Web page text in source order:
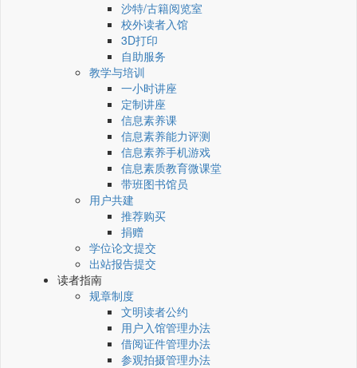
沙特/古籍阅览室
校外读者入馆
3D打印
自助服务
教学与培训
一小时讲座
定制讲座
信息素养课
信息素养能力评测
信息素养手机游戏
信息素质教育微课堂
带班图书馆员
用户共建
推荐购买
捐赠
学位论文提交
出站报告提交
读者指南
规章制度
文明读者公约
用户入馆管理办法
借阅证件管理办法
参观拍摄管理办法